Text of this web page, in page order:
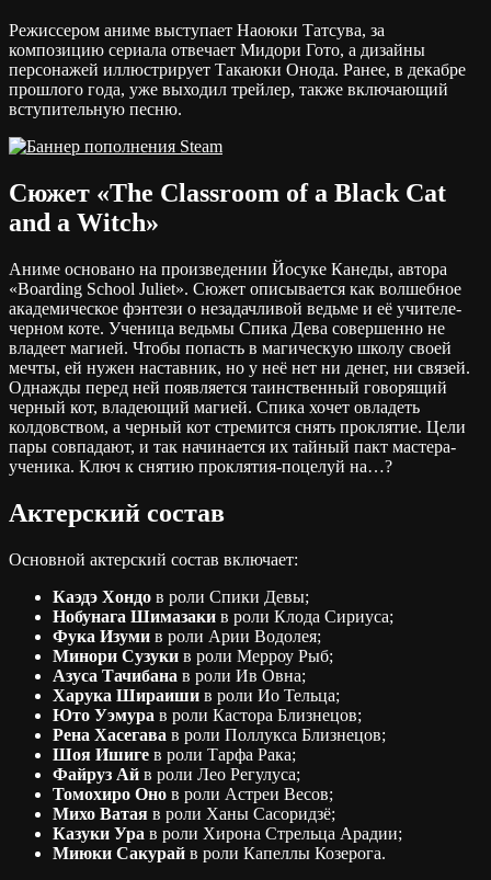
Режиссером аниме выступает Наоюки Татсува, за
композицию сериала отвечает Мидори Гото, а дизайны
персонажей иллюстрирует Такаюки Онода. Ранее, в декабре
прошлого года, уже выходил трейлер, также включающий
вступительную песню.
Сюжет «The Classroom of a Black Cat
and a Witch»
Аниме основано на произведении Йосуке Канеды, автора
«Boarding School Juliet». Сюжет описывается как волшебное
академическое фэнтези о незадачливой ведьме и её учителе-
черном коте. Ученица ведьмы Спика Дева совершенно не
владеет магией. Чтобы попасть в магическую школу своей
мечты, ей нужен наставник, но у неё нет ни денег, ни связей.
Однажды перед ней появляется таинственный говорящий
черный кот, владеющий магией. Спика хочет овладеть
колдовством, а черный кот стремится снять проклятие. Цели
пары совпадают, и так начинается их тайный пакт мастера-
ученика. Ключ к снятию проклятия-поцелуй на…?
Актерский состав
Основной актерский состав включает:
Каэдэ Хондо в роли Спики Девы;
Нобунага Шимазаки в роли Клода Сириуса;
Фука Изуми в роли Арии Водолея;
Минори Сузуки в роли Мерроу Рыб;
Азуса Тачибана в роли Ив Овна;
Харука Шираиши в роли Ио Тельца;
Юто Уэмура в роли Кастора Близнецов;
Рена Хасегава в роли Поллукса Близнецов;
Шоя Ишиге в роли Тарфа Рака;
Файруз Ай в роли Лео Регулуса;
Томохиро Оно в роли Астреи Весов;
Михо Ватая в роли Ханы Сасоридзё;
Казуки Ура в роли Хирона Стрельца Арадии;
Миюки Сакурай в роли Капеллы Козерога.